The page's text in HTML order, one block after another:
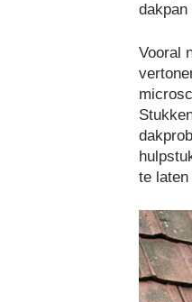
Vooral
te